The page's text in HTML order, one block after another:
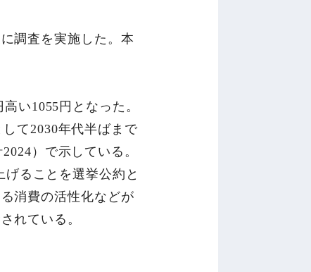
調査を実施した。本
い1055円となった。
て2030年代半ばまで
）で示している。
げることを選挙公約と
消費の活性化などが
れている。